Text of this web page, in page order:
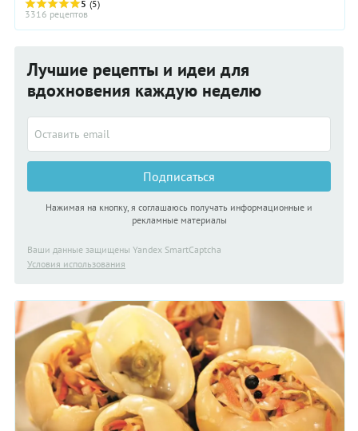
макаронных изделий, крупы и бобовых, ...
5 (5)
3316 рецептов
Лучшие рецепты и идеи для
вдохновения каждую неделю
Подписаться
Нажимая на кнопку, я соглашаюсь получать информационные и
рекламные материалы
Ваши данные защищены Yandex SmartCaptcha
Условия использования